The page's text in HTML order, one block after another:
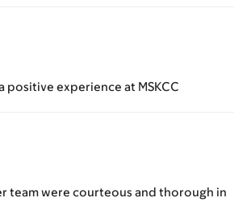
positive experience at MSKCC
team were courteous and thorough in